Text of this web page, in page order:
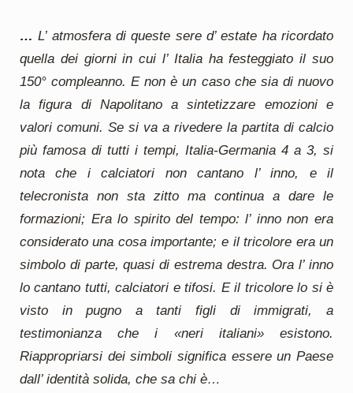
… L’ atmosfera di queste sere d’ estate ha ricordato
quella dei giorni in cui l’ Italia ha festeggiato il suo
150° compleanno. E non è un caso che sia di nuovo
la figura di Napolitano a sintetizzare emozioni e
valori comuni. Se si va a rivedere la partita di calcio
più famosa di tutti i tempi, Italia-Germania 4 a 3, si
nota che i calciatori non cantano l’ inno, e il
telecronista non sta zitto ma continua a dare le
formazioni; Era lo spirito del tempo: l’ inno non era
considerato una cosa importante; e il tricolore era un
simbolo di parte, quasi di estrema destra. Ora l’ inno
lo cantano tutti, calciatori e tifosi. E il tricolore lo si è
visto in pugno a tanti figli di immigrati, a
testimonianza che i «neri italiani» esistono.
Riappropriarsi dei simboli significa essere un Paese
dall’ identità solida, che sa chi è…